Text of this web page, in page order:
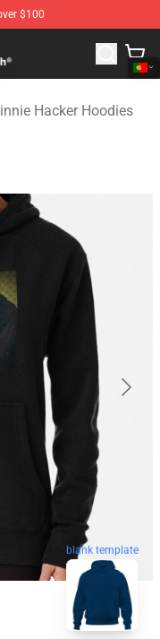
$100
Hacker Merchandise
Hacker Hoodies
blank template